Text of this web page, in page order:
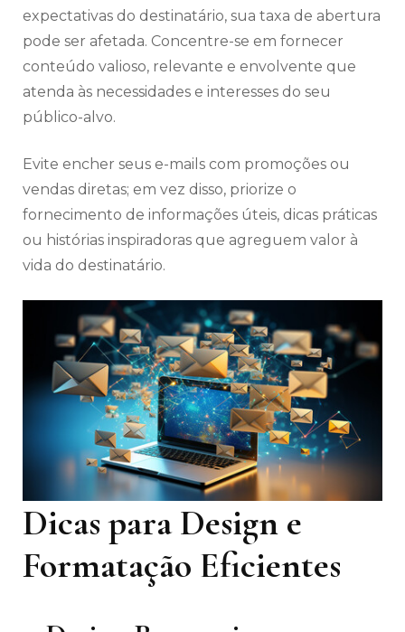
expectativas do destinatário, sua taxa de abertura
pode ser afetada. Concentre-se em fornecer
conteúdo valioso, relevante e envolvente que
atenda às necessidades e interesses do seu
público-alvo.
Evite encher seus e-mails com promoções ou
vendas diretas; em vez disso, priorize o
fornecimento de informações úteis, dicas práticas
ou histórias inspiradoras que agreguem valor à
vida do destinatário.
Dicas para Design e
Formatação Eficientes